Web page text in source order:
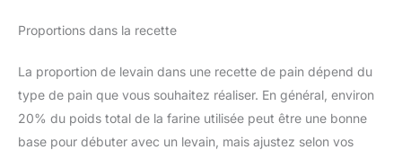
Proportions dans la recette
La proportion de levain dans une recette de pain dépend du
type de pain que vous souhaitez réaliser. En général, environ
20% du poids total de la farine utilisée peut être une bonne
base pour débuter avec un levain, mais ajustez selon vos